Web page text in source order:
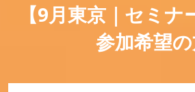
【9月東京｜セミナ
参加希望